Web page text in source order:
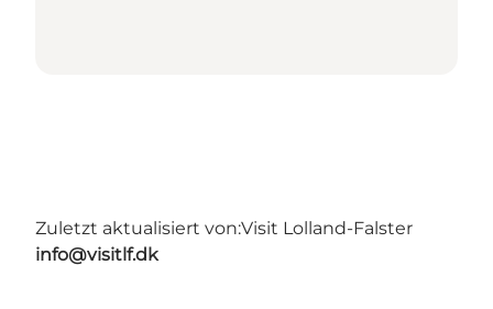
Zuletzt aktualisiert von:Visit Lolland-Falster
info@visitlf.dk